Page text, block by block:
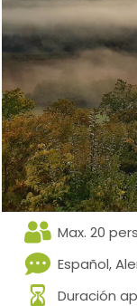
Max. 20
Español,
Duración